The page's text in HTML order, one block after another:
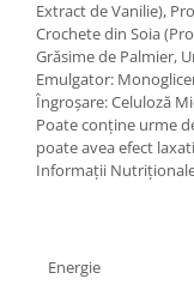
Extract de Vanilie),
Crochete din Soia
Grăsime de Palmier,
Emulgator:
Îngroșare: Celuloză
Poate conține urme
poate avea efect
Informații
Energie